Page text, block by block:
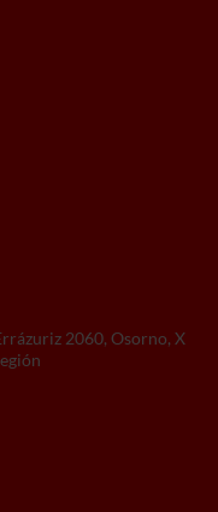
2060, Osorno, X